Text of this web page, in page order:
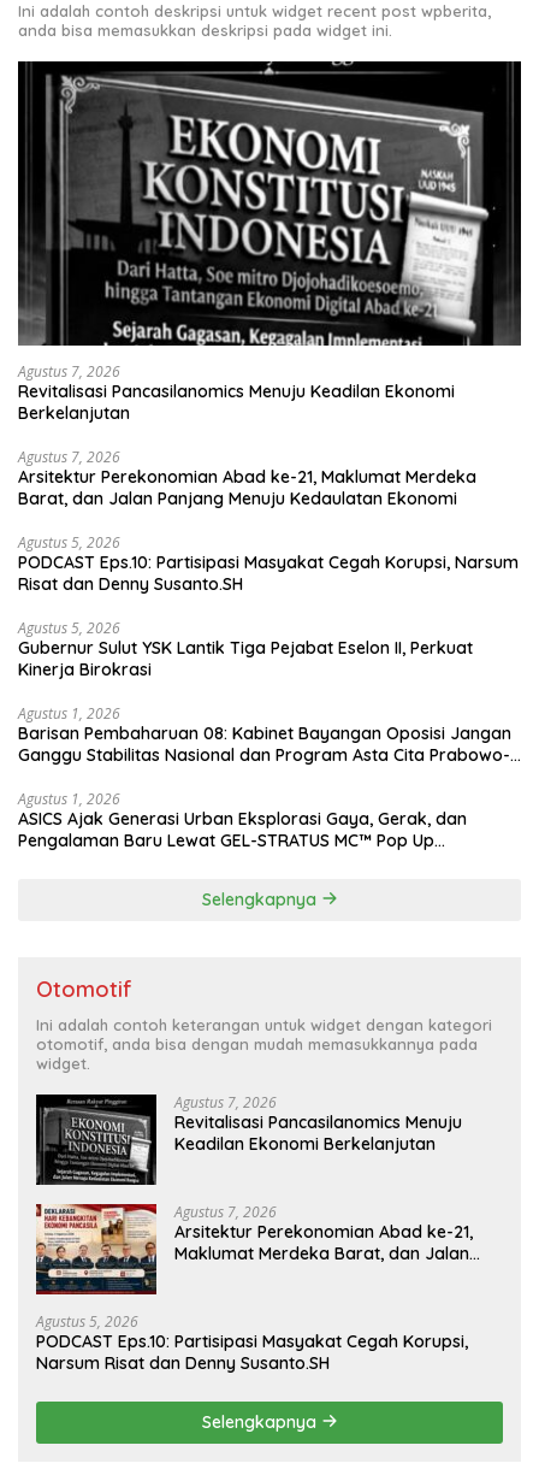
Ini adalah contoh deskripsi untuk widget recent post wpberita,
anda bisa memasukkan deskripsi pada widget ini.
Agustus 7, 2026
Revitalisasi Pancasilanomics Menuju Keadilan Ekonomi
Berkelanjutan
Agustus 7, 2026
Arsitektur Perekonomian Abad ke-21, Maklumat Merdeka
Barat, dan Jalan Panjang Menuju Kedaulatan Ekonomi
Agustus 5, 2026
PODCAST Eps.10: Partisipasi Masyakat Cegah Korupsi, Narsum
Risat dan Denny Susanto.SH
Agustus 5, 2026
Gubernur Sulut YSK Lantik Tiga Pejabat Eselon II, Perkuat
Kinerja Birokrasi
Agustus 1, 2026
Barisan Pembaharuan 08: Kabinet Bayangan Oposisi Jangan
Ganggu Stabilitas Nasional dan Program Asta Cita Prabowo-
Agustus 1, 2026
ASICS Ajak Generasi Urban Eksplorasi Gaya, Gerak, dan
Pengalaman Baru Lewat GEL-STRATUS MC™ Pop Up
Selengkapnya
Otomotif
Ini adalah contoh keterangan untuk widget dengan kategori
otomotif, anda bisa dengan mudah memasukkannya pada
widget.
Agustus 7, 2026
Revitalisasi Pancasilanomics Menuju
Keadilan Ekonomi Berkelanjutan
Agustus 7, 2026
Arsitektur Perekonomian Abad ke-21,
Maklumat Merdeka Barat, dan Jalan
Agustus 5, 2026
PODCAST Eps.10: Partisipasi Masyakat Cegah Korupsi,
Narsum Risat dan Denny Susanto.SH
Selengkapnya